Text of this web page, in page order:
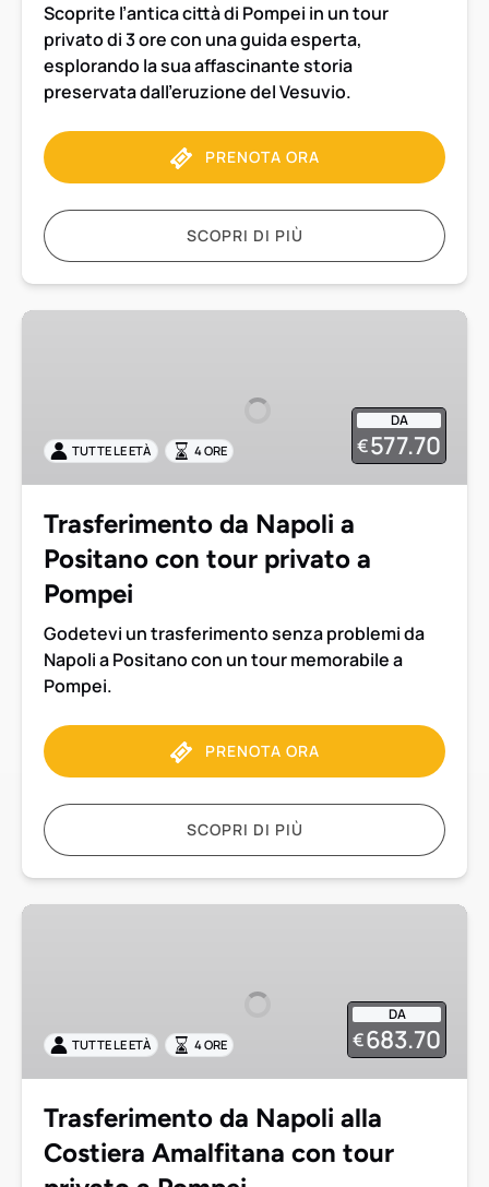
Scoprite l’antica città di Pompei in un tour
privato di 3 ore con una guida esperta,
esplorando la sua affascinante storia
preservata dall’eruzione del Vesuvio.
PRENOTA ORA
SCOPRI DI PIÙ
Trasferimento
con
tour
Pompei
DA
€577.70
TUTTE LE ETÀ 4 ORE
Trasferimento da Napoli a
Positano con tour privato a
Pompei
Godetevi un trasferimento senza problemi da
Napoli a Positano con un tour memorabile a
Pompei.
PRENOTA ORA
SCOPRI DI PIÙ
Trasferimento
Amalfitana
con
privato
Pompei
DA
€683.70
TUTTE LE ETÀ 4 ORE
Trasferimento da Napoli alla
Costiera Amalfitana con tour